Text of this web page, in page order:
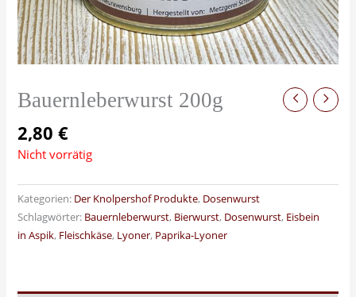
Bauernleberwurst 200g
2,80€
Nicht vorrätig
Kategorien: Der Knolpershof Produkte, Dosenwurst
Schlagwörter: Bauernleberwurst, Bierwurst, Dosenwurst, Eisbein
in Aspik, Fleischkäse, Lyoner, Paprika-Lyoner